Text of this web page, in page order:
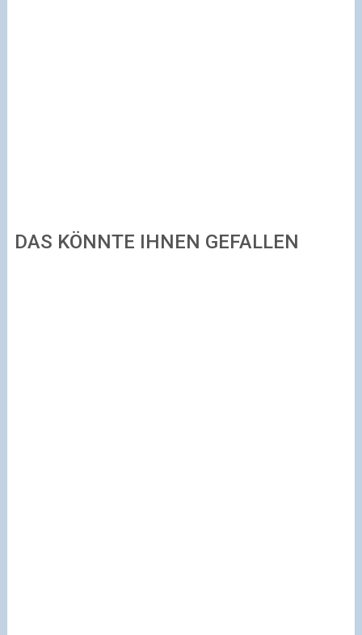
DAS KÖNNTE IHNEN GEFALLEN